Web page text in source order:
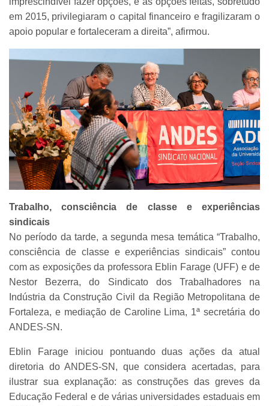
em 2015, privilegiaram o capital financeiro e fragilizaram o
apoio popular e fortaleceram a direita”, afirmou.
Trabalho, consciência de classe e experiências
sindicais
No período da tarde, a segunda mesa temática “Trabalho,
consciência de classe e experiências sindicais” contou
com as exposições da professora Eblin Farage (UFF) e de
Nestor Bezerra, do Sindicato dos Trabalhadores na
Indústria da Construção Civil da Região Metropolitana de
Fortaleza, e mediação de Caroline Lima, 1ª secretária do
ANDES-SN.
Eblin Farage iniciou pontuando duas ações da atual
diretoria do ANDES-SN, que considera acertadas, para
ilustrar sua explanação: as construções das greves da
Educação Federal e de várias universidades estaduais em